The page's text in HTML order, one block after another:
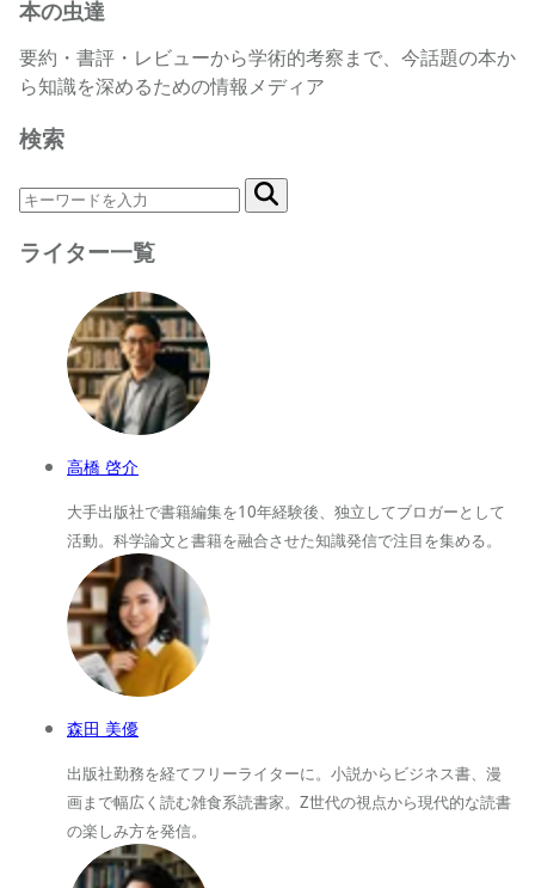
本の虫達
要約・書評・レビューから学術的考察まで、今話題の本か
ら知識を深めるための情報メディア
検索
ライター一覧
高橋 啓介
大手出版社で書籍編集を10年経験後、独立してブロガーとして
活動。科学論文と書籍を融合させた知識発信で注目を集める。
森田 美優
出版社勤務を経てフリーライターに。小説からビジネス書、漫
画まで幅広く読む雑食系読書家。Z世代の視点から現代的な読書
の楽しみ方を発信。